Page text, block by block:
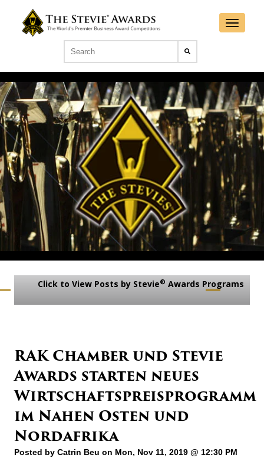
Click to View Posts by Stevie® Awards Programs
RAK Chamber und Stevie
Awards starten neues
Wirtschaftspreisprogramm
im Nahen Osten und
Nordafrika
Posted by Catrin Beu on Mon, Nov 11, 2019 @ 12:30 PM